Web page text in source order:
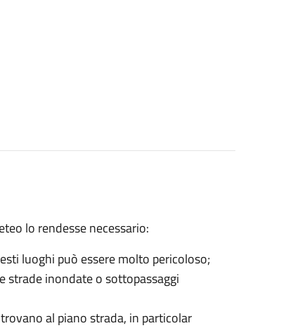
lo rendesse necessario:
luoghi può essere molto pericoloso;
strade inondate o sottopassaggi
al piano strada, in particolar